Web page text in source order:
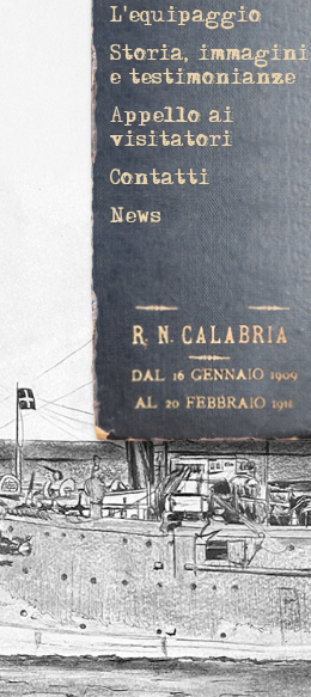
L'equipaggio
Storia, immagini
e testimonianze
Appello ai
visitatori
Contatti
News